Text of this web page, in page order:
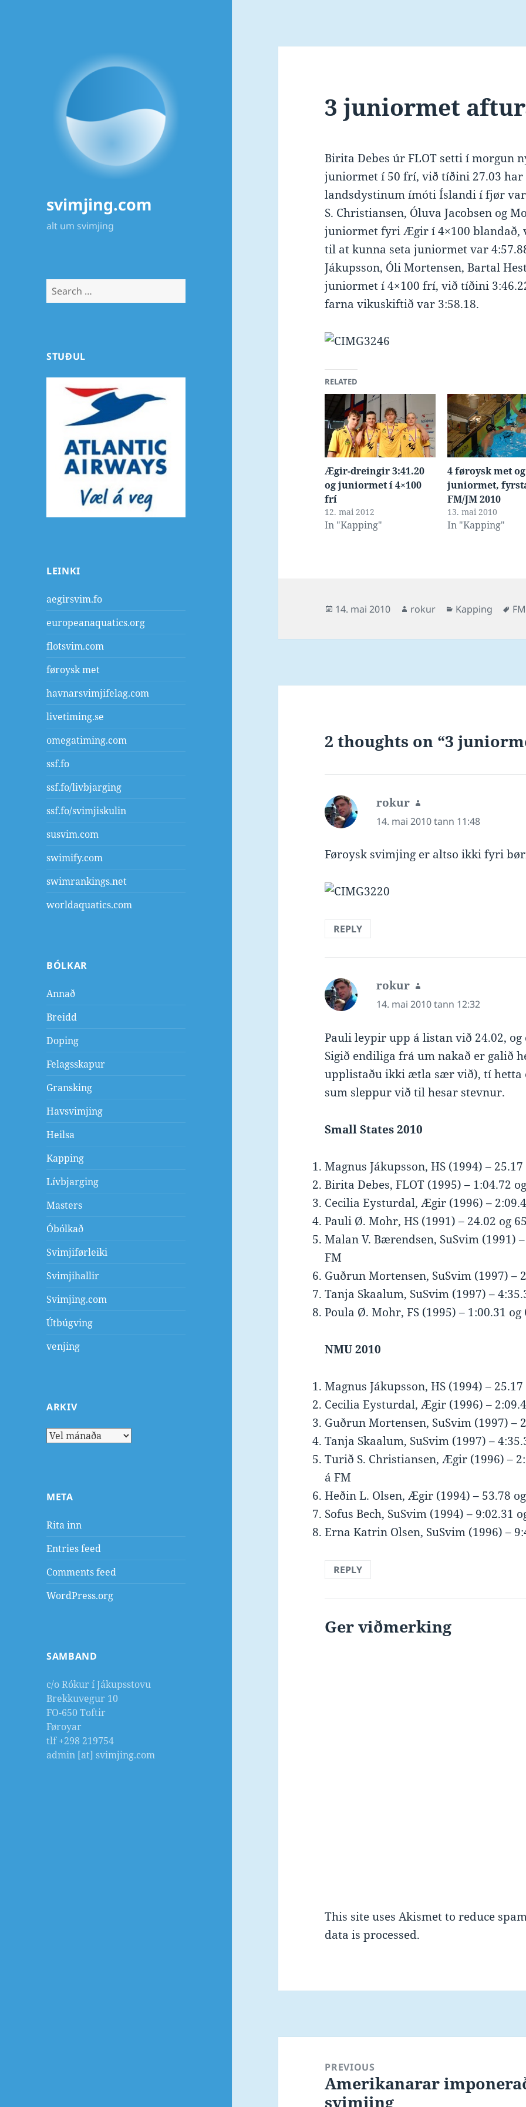
svimjing.com
alt um svimjing
Search
for:
STUÐUL
LEINKI
aegirsvim.fo
europeanaquatics.org
flotsvim.com
føroysk met
havnarsvimjifelag.com
livetiming.se
omegatiming.com
ssf.fo
ssf.fo/livbjarging
ssf.fo/svimjiskulin
susvim.com
swimify.com
swimrankings.net
worldaquatics.com
BÓLKAR
Annað
Breidd
Doping
Felagsskapur
Gransking
Havsvimjing
Heilsa
Kapping
Lívbjarging
Masters
Óbólkað
Svimjiførleiki
Svimjihallir
Svimjing.com
Útbúgving
venjing
ARKIV
Arkiv
META
Rita inn
Entries feed
Comments feed
WordPress.org
SAMBAND
c/o Rókur í Jákupsstovu
Brekkuvegur 10
FO-650 Toftir
Føroyar
tlf +298 219754
admin [at] svimjing.com
3 juniormet
Birita Debes úr FLOT setti í morgun
juniormet í 50 frí, við tíðini 27.03
landsdystinum ímóti Íslandi í fjør
S. Christiansen, Óluva Jacobsen og
juniormet fyri Ægir í 4×100 blandað,
til at kunna seta juniormet var
Jákupsson, Óli Mortensen, Bartal
juniormet í 4×100 frí, við tíðini
farna vikuskiftið var 3:58.18.
RELATED
Ægir-dreingir 3:41.20
og juniormet í 4×100
frí
12. mai 2012
In "Kapping"
4 føroysk met
juniormet,
FM/JM 2010
13. mai 2010
In "Kapping"
Posted
14. mai 2010 Author
rokur Categories
Kapping
2 thoughts on “3
rokur says:
14. mai 2010 tann 11:48
Føroysk svimjing er altso ikki fyri
REPLY
rokur says:
14. mai 2010 tann 12:32
Pauli leypir upp á listan við 24.02,
Sigið endiliga frá um nakað er galið
upplistaðu ikki ætla sær við), tí
sum sleppur við til hesar stevnur.
Small States 2010
Magnus Jákupsson, HS (1994) –
Birita Debes, FLOT (1995) – 1:04.72
Cecilia Eysturdal, Ægir (1996) –
Pauli Ø. Mohr, HS (1991) – 24.02 og
Malan V. Bærendsen, SuSvim (1991)
FM
Guðrun Mortensen, SuSvim (1997) –
Tanja Skaalum, SuSvim (1997) –
Poula Ø. Mohr, FS (1995) – 1:00.31
NMU 2010
Magnus Jákupsson, HS (1994) –
Cecilia Eysturdal, Ægir (1996) –
Guðrun Mortensen, SuSvim (1997) –
Tanja Skaalum, SuSvim (1997) –
Turið S. Christiansen, Ægir (1996) –
á FM
Heðin L. Olsen, Ægir (1994) – 53.78
Sofus Bech, SuSvim (1994) – 9:02.31
Erna Katrin Olsen, SuSvim (1996) –
REPLY
Ger viðmerking
This site uses Akismet to reduce
data is processed.
navigationPREVIOUS
Previous
post:
Amerikanarar
svimjing